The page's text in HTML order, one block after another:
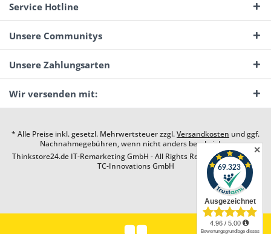
Service Hotline
Unsere Communitys
Unsere Zahlungsarten
Wir versenden mit:
* Alle Preise inkl. gesetzl. Mehrwertsteuer zzgl.Versandkosten und ggf.
Nachnahmegebühren, wenn nicht anders beschrieben
Thinkstore24.de IT-Remarketing GmbH - All Rights Reserved. Design by
TC-Innovations GmbH
✕